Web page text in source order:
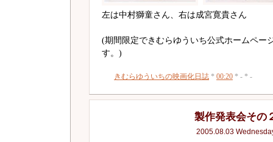
左は中村獅童さん、右は成宮寛貴さん
(期間限定できむらゆういち公式ホームペー
す。)
きむらゆういちの映画化日誌 * 00:20 * - * -
製作発表会その
2005.08.03